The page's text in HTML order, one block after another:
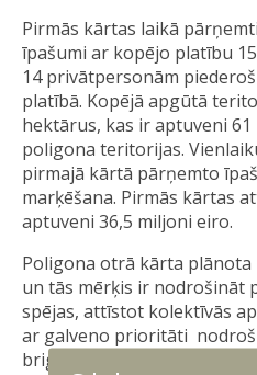
Pirmās kārtas laikā
īpašumi ar kopējo platību
14 privātpersonām
platībā. Kopējā apgūtā
hektārus, kas ir aptuveni
poligona teritorijas.
pirmajā kārtā pārņemto
marķēšana. Pirmās kārtas
aptuveni 36,5 miljoni eiro.
Poligona otrā kārta plānota
un tās mērķis ir nodrošināt
spējas, attīstot kolektīvās
ar galveno prioritāti
brigādes līmeņa mācībām.